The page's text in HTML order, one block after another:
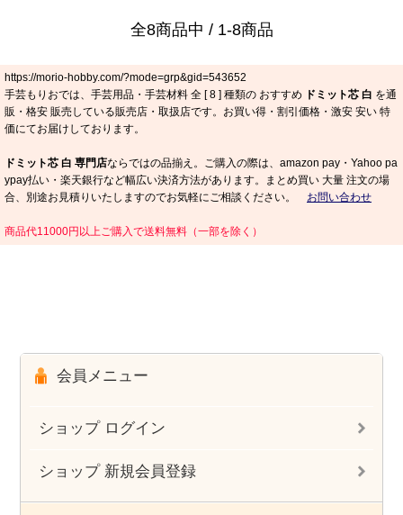
全8商品中 / 1-8商品
https://morio-hobby.com/?mode=grp&gid=543652
手芸もりおでは、手芸用品・手芸材料 全 [8 ] 種類の おすすめ ドミット芯 白 を通
販・格安 販売している販売店・取扱店です。お買い得・割引価格・激安 安い 特
価にてお届けしております。
ドミット芯 白 専門店ならではの品揃え。ご購入の際は、amazon pay・Yahoo pa
ypay払い・楽天銀行など幅広い決済方法があります。まとめ買い 大量 注文の場
合、別途お見積りいたしますのでお気軽にご相談ください。 お問い合わせ
商品代11000円以上ご購入で送料無料（一部を除く）
会員メニュー
ショップ ログイン
ショップ 新規会員登録